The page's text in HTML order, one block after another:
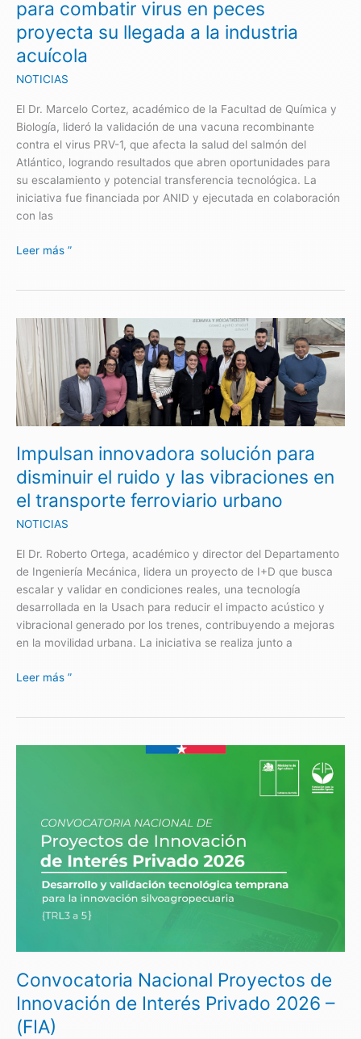
para combatir virus en peces
proyecta su llegada a la industria
acuícola
NOTICIAS
El Dr. Marcelo Cortez, académico de la Facultad de Química y
Biología, lideró la validación de una vacuna recombinante
contra el virus PRV-1, que afecta la salud del salmón del
Atlántico, logrando resultados que abren oportunidades para
su escalamiento y potencial transferencia tecnológica. La
iniciativa fue financiada por ANID y ejecutada en colaboración
con las
su
llegada
a
acuícola
Leer más ”
Impulsan innovadora solución para
disminuir el ruido y las vibraciones en
el transporte ferroviario urbano
NOTICIAS
El Dr. Roberto Ortega, académico y director del Departamento
de Ingeniería Mecánica, lidera un proyecto de I+D que busca
escalar y validar en condiciones reales, una tecnología
desarrollada en la Usach para reducir el impacto acústico y
vibracional generado por los trenes, contribuyendo a mejoras
en la movilidad urbana. La iniciativa se realiza junto a
Impulsan
innovadora
solución
para
disminuir
el
y
las
vibraciones
en
el
ferroviario
urbano
Leer más ”
Convocatoria Nacional Proyectos de
Innovación de Interés Privado 2026 –
(FIA)
Innovación
Interés
Privado